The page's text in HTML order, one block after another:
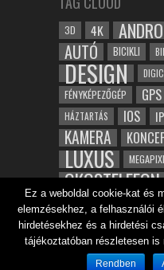
3D 4K
AUTÓ BICIKLI
DESIGN
FÉNYKÉPEZŐGÉP GPS
HÁZTARTÁS IOS
KAMERA
LUXUS
OKOSTELEFON
ROBOT SAMSUNG
TESZT VIDEÓ
ÉPÍTÉSZET
Ez a weboldal cookie-kat és
elemzésekhez, a felhasználói
hirdetésekhez és a hirdetési
tájékoztatóban részletesen
Rendben